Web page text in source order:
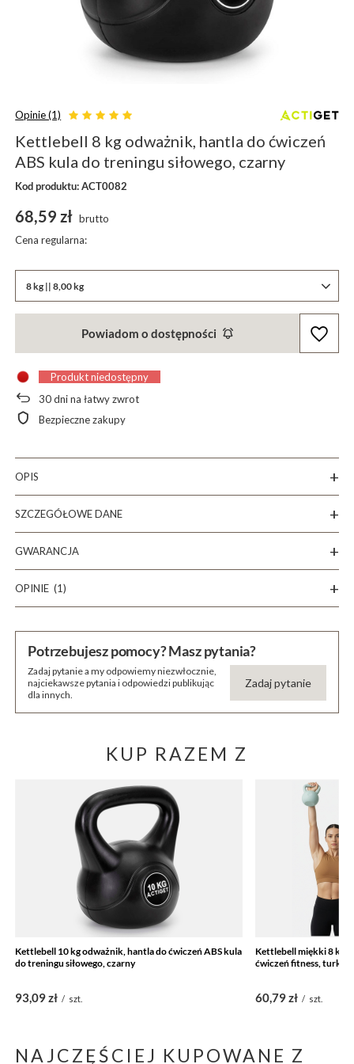
Opinie (1)
Kettlebell 8 kg odważnik, hantla do ćwiczeń
ABS kula do treningu siłowego, czarny
Kod produktu: ACT0082
8 kg || 8,00 kg
68,59 zł brutto
Cena regularna:
Powiadom o dostępności
Produkt niedostępny
30dni na łatwy zwrot
Bezpieczne zakupy
OPIS
SZCZEGÓŁOWE DANE
GWARANCJA
OPINIE (1)
Potrzebujesz pomocy? Masz pytania?
Zadaj pytanie a my odpowiemy niezwłocznie,
najciekawsze pytania i odpowiedzi publikując
dla innych.
Zadaj pytanie
KUP RAZEM Z
Kettlebell 10 kg odważnik, hantla do ćwiczeń ABS kula
do treningu siłowego, czarny
93,09 zł / szt.
Kettlebell miękki 8 kg
ćwiczeń fitness,
60,79 zł / szt.
NAJCZĘŚCIEJ KUPOWANE Z